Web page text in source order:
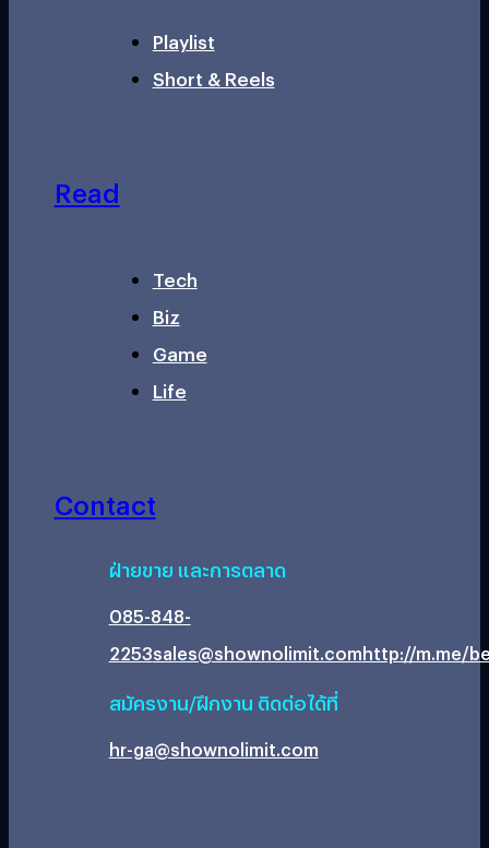
Playlist
Short & Reels
Read
Tech
Biz
Game
Life
Contact
ฝ่ายขาย และการตลาด
085-848-
2253sales@shownolimit.comhttp://m.me/
สมัครงาน/ฝึกงาน ติดต่อได้ที่
hr-ga@shownolimit.com